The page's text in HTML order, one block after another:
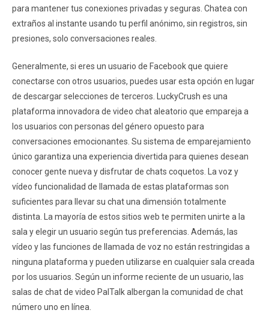
para mantener tus conexiones privadas y seguras. Chatea con
extraños al instante usando tu perfil anónimo, sin registros, sin
presiones, solo conversaciones reales.
Generalmente, si eres un usuario de Facebook que quiere
conectarse con otros usuarios, puedes usar esta opción en lugar
de descargar selecciones de terceros. LuckyCrush es una
plataforma innovadora de video chat aleatorio que empareja a
los usuarios con personas del género opuesto para
conversaciones emocionantes. Su sistema de emparejamiento
único garantiza una experiencia divertida para quienes desean
conocer gente nueva y disfrutar de chats coquetos. La voz y
vídeo funcionalidad de llamada de estas plataformas son
suficientes para llevar su chat una dimensión totalmente
distinta. La mayoría de estos sitios web te permiten unirte a la
sala y elegir un usuario según tus preferencias. Además, las
vídeo y las funciones de llamada de voz no están restringidas a
ninguna plataforma y pueden utilizarse en cualquier sala creada
por los usuarios. Según un informe reciente de un usuario, las
salas de chat de video PalTalk albergan la comunidad de chat
número uno en línea.